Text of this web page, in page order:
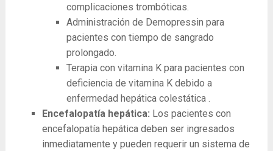
complicaciones trombóticas.
Administración de Demopressin para
pacientes con tiempo de sangrado
prolongado.
Terapia con vitamina K para pacientes con
deficiencia de vitamina K debido a
enfermedad hepática colestática .
Encefalopatía hepática: Los pacientes con
encefalopatía hepática deben ser ingresados ​​
inmediatamente y pueden requerir un sistema de